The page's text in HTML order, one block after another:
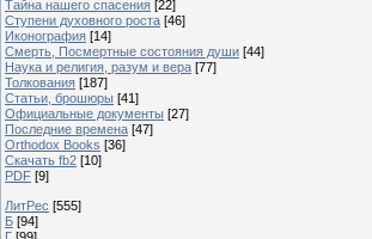
Тайна нашего спасения [22]
Ступени духовного роста [46]
Иконография [14]
Смерть, Посмертные состояния души [44]
Наука и религия, разум и вера [77]
Толкования [187]
Статьи, брошюры [41]
Официальные документы [27]
Последние времена [47]
Orthodox Books [36]
Скачать fb2 [10]
PDF [9]
ЛитРес [555]
Б [94]